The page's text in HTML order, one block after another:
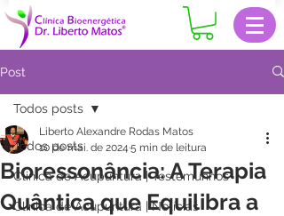
Post
Todos posts
Clinica de Acupuntura | Testemunhos
Clinica de Acupuntura | Notícias
Todos posts
Bioressonância: A Terapia
Quântica que Equilibra a
Liberto Alexandre Rodas Matos
10 de mai. de 2024 5 min de leitura